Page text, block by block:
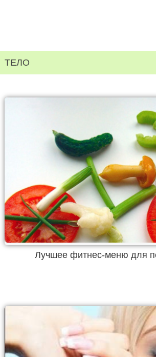
ТЕЛО
Лучшее фитнес-меню для